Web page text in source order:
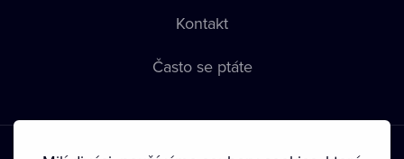
Kontakt
Často se ptáte